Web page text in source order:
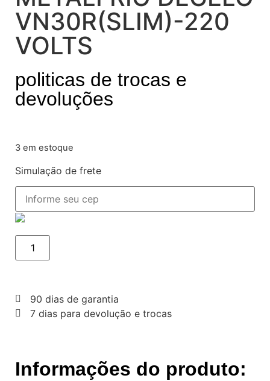
VN30R(SLIM)-220
VOLTS
politicas de trocas e
devoluções
3 em estoque
Simulação de frete
90 dias de garantia
7 dias para devolução e trocas
Informações do produto: